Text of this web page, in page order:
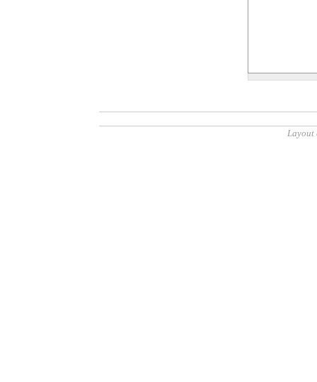
Layout